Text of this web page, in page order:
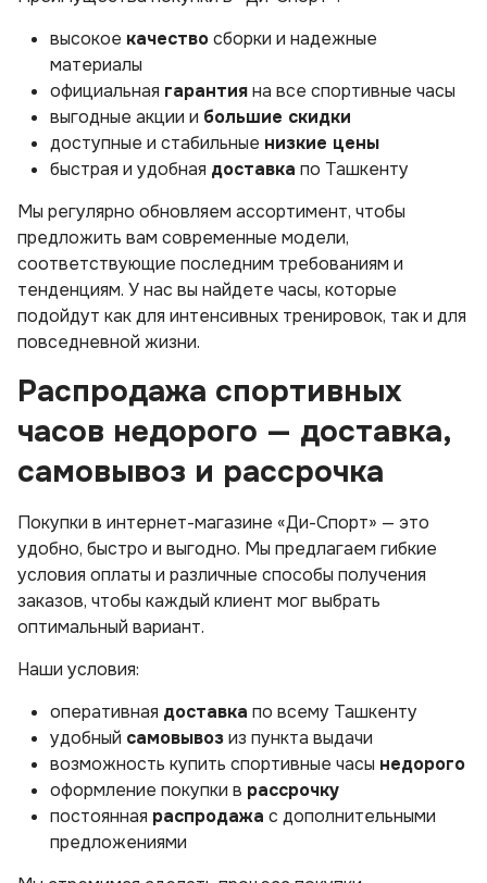
высокое качествосборки и надежные
материалы
официальная гарантияна все спортивные часы
выгодные акции и большие скидки
доступные и стабильные низкие цены
быстрая и удобная доставка по Ташкенту
Мы регулярно обновляем ассортимент, чтобы
предложить вам современные модели,
соответствующие последним требованиям и
тенденциям. У нас вы найдете часы, которые
подойдут как для интенсивных тренировок, так и для
повседневной жизни.
Распродажа спортивных
часов недорого — доставка,
самовывоз и рассрочка
Покупки в интернет-магазине «Ди-Спорт» — это
удобно, быстро и выгодно. Мы предлагаем гибкие
условия оплаты и различные способы получения
заказов, чтобы каждый клиент мог выбрать
оптимальный вариант.
Наши условия:
оперативная доставка по всему Ташкенту
удобный самовывозиз пункта выдачи
возможность купить спортивные часы недорого
оформление покупки в рассрочку
постоянная распродажа с дополнительными
предложениями